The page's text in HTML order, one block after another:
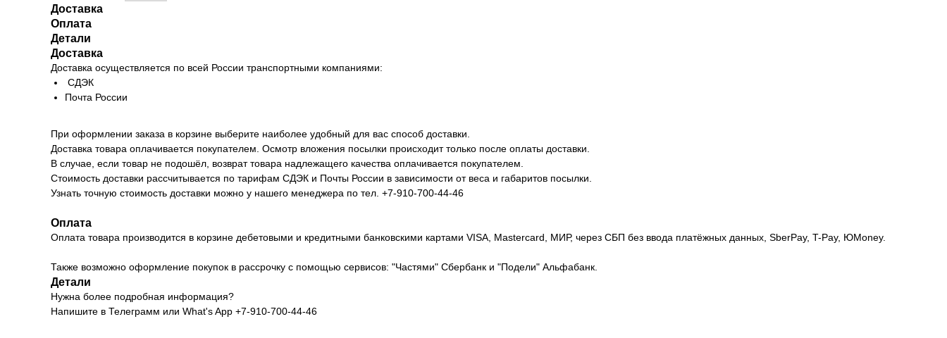
Доставка
Оплата
Детали
Доставка
Доставка осуществляется по всей России транспортными компаниями:
СДЭК
Почта России
При оформлении заказа в корзине выберите наиболее удобный для вас способ доставки.
Доставка товара оплачивается покупателем. Осмотр вложения посылки происходит только после оплаты доставки.
В случае, если товар не подошёл, возврат товара надлежащего качества оплачивается покупателем.
Стоимость доставки рассчитывается по тарифам СДЭК и Почты России в зависимости от веса и габаритов посылки.
Узнать точную стоимость доставки можно у нашего менеджера по тел. +7-910-700-44-46
Оплата
Оплата товара производится в корзине дебетовыми и кредитными банковскими картами VISA, Mastercard, МИР, через СБП без ввода платёжных данных, SberPay, T-Pay, ЮMoney.
Также возможно оформление покупок в рассрочку с помощью сервисов: "Частями" Сбербанк и "Подели" Альфабанк.
Детали
Нужна более подробная информация?
Напишите в Телеграмм или What's App +7-910-700-44-46